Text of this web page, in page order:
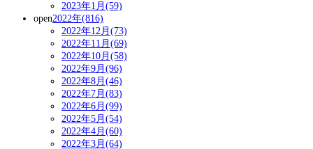
2023年1月(59)
open2022年(816)
2022年12月(73)
2022年11月(69)
2022年10月(58)
2022年9月(96)
2022年8月(46)
2022年7月(83)
2022年6月(99)
2022年5月(54)
2022年4月(60)
2022年3月(64)